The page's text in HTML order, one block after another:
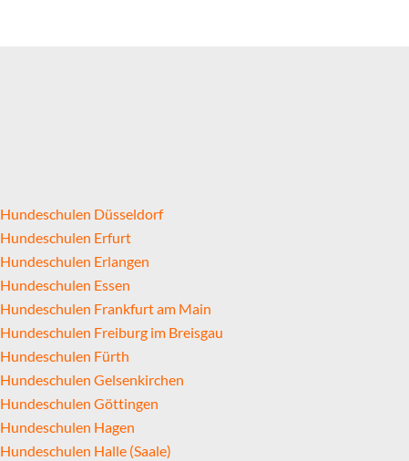
Hundeschulen Düsseldorf
Hundeschulen Erfurt
Hundeschulen Erlangen
Hundeschulen Essen
Hundeschulen Frankfurt am Main
Hundeschulen Freiburg im Breisgau
Hundeschulen Fürth
Hundeschulen Gelsenkirchen
Hundeschulen Göttingen
Hundeschulen Hagen
Hundeschulen Halle (Saale)